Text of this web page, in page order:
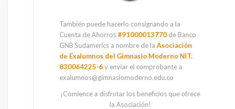
También puede hacerlo consignando a la
Cuenta de Ahorros#91000013770 de Banco
GNB Sudamerics a nombre de laAsociación
de Exalumnos del Gimnasio Moderno NIT.
830064225-6y enviar el comprobante a
exalumnos@gimnasiomoderno.edu.co
¡Comience a disfrutar los beneficios que ofrece
la Asociación!